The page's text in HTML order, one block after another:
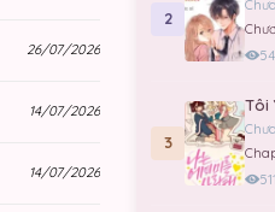
26/07/2026
14/07/2026
14/07/2026
2
3
Tôi